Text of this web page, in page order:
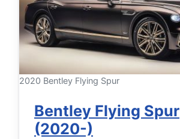
2020 Bentley Flying Spur
Bentley Flying Spur
(2020-)